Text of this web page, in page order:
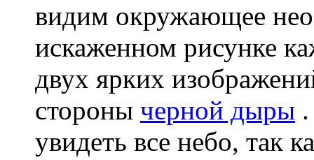
видим окружающее
искаженном рисунке
двух ярких
стороны черной дыры
увидеть все небо, так